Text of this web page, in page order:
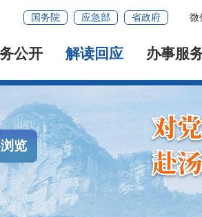
国务院 应急部 省政府 微
公开 解读回应 办事服
览